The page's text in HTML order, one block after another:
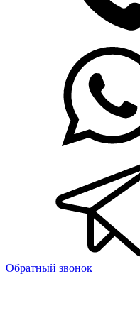
Обратный звонок